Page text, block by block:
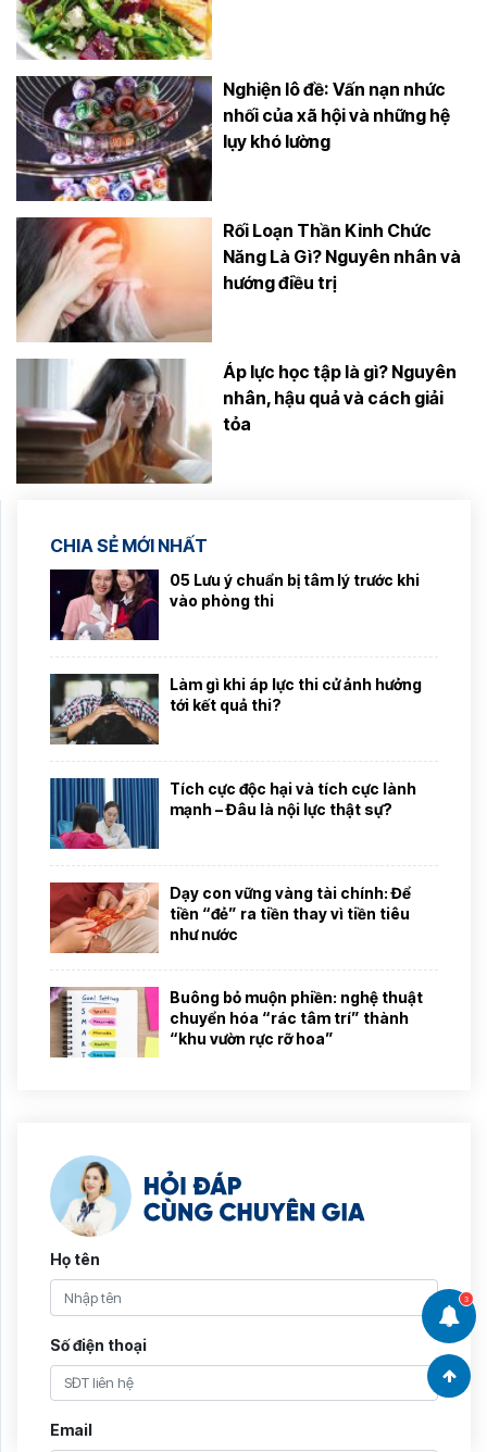
3
Nghiện lô đề: Vấn nạn nhức
nhối của xã hội và những hệ
lụy khó lường
Rối Loạn Thần Kinh Chức
Năng Là Gì? Nguyên nhân và
hướng điều trị
Áp lực học tập là gì? Nguyên
nhân, hậu quả và cách giải
tỏa
CHIA SẺ MỚI NHẤT
05 Lưu ý chuẩn bị tâm lý trước khi
vào phòng thi
Làm gì khi áp lực thi cử ảnh hưởng
tới kết quả thi?
Tích cực độc hại và tích cực lành
mạnh – Đâu là nội lực thật sự?
Dạy con vững vàng tài chính: Để
tiền “đẻ” ra tiền thay vì tiền tiêu
như nước
Buông bỏ muộn phiền: nghệ thuật
chuyển hóa “rác tâm trí” thành
“khu vườn rực rỡ hoa”
Họ tên
Số điện thoại
Email